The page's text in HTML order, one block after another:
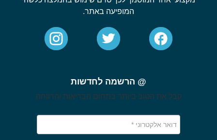
המופיעה באתר.
@ הרשמה לחדשות
קבל את הטוב ביותר בתחום הבריאות והרווחה